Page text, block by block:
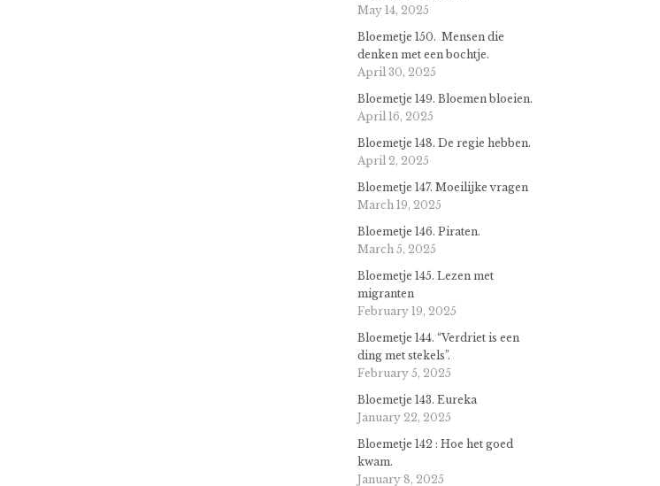
May 14, 2025
Bloemetje 150. Mensen die
denken met een bochtje.
April 30, 2025
Bloemetje 149. Bloemen bloeien.
April 16, 2025
Bloemetje 148. De regie hebben.
April 2, 2025
Bloemetje 147. Moeilijke vragen
March 19, 2025
Bloemetje 146. Piraten.
March 5, 2025
Bloemetje 145. Lezen met
migranten
February 19, 2025
Bloemetje 144. “Verdriet is een
ding met stekels”.
February 5, 2025
Bloemetje 143. Eureka
January 22, 2025
Bloemetje 142 : Hoe het goed
kwam.
January 8, 2025